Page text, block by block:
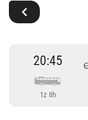
20:45
1z 8h